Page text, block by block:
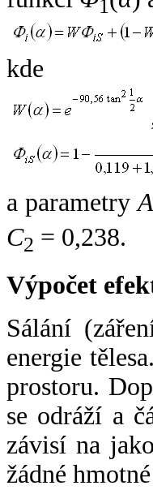
1
kde
a parametryA
C2 = 0,238.
Výpočet
Sálání
energie
prostoru.
se odráží a
závisí na
žádné